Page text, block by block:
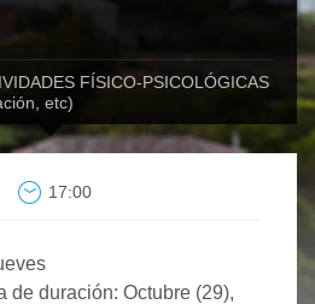
FÍSICO-PSICOLÓGICAS
etc)
17:00
de duración: Octubre (29),